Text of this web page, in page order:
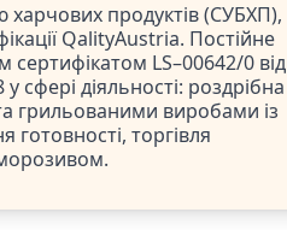
продуктів (СУБХП),
QalityAustria. Постійне
LS–00642/0 від
сфері діяльності: роздрібна
грильованими виробами із
торгівля